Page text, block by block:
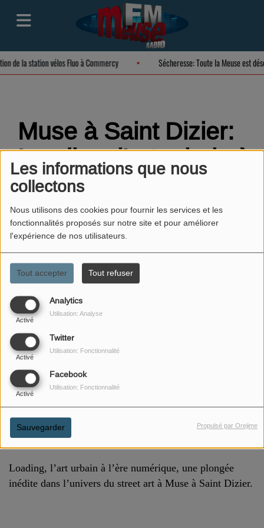
Les informations que nous
collectons
Nous utilisons des cookies pour fournir les services et les
fonctionnalités proposés sur notre site et pour améliorer
l'expérience de nos utilisateurs.
Tout accepter Tout refuser
Analytics
Activé
Utilisation: Analyse
Twitter
Activé
Utilisation: Fonctionnalité
Facebook
Activé
Utilisation: Fonctionnalité
Sauvegarder Propulsé par Orejime
de la station vélos Fluo à Commercy Sécheresse: Toute la Meuse est
Muse à Saint Dizier:
Loading, l’art urbain à
l’ère numérique
01 DÉCEMBRE 2025
ÉCOUTER LE PODCAST
Loading, l’art urbain à l’ère numérique, une plongée
inédite dans l’univers du street art à Muse à Saint Dizier.